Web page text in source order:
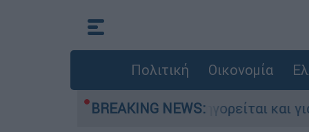
Πολιτική Οικονομία
BREAKING NEWS:
Ελλάδα - Κατηγορείται και για την